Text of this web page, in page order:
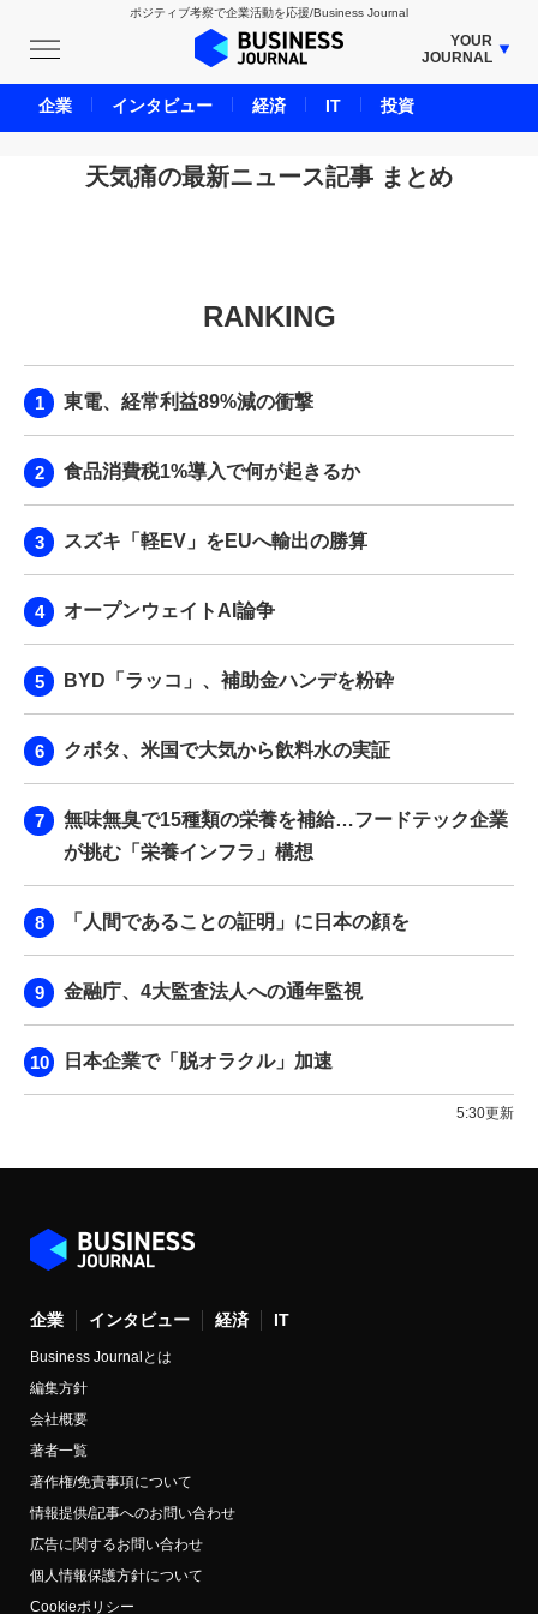
ポジティブ考察で企業活動を応援/Business Journal
YOUR
JOURNAL
BUSINESS JOURNAL
UNICORN JOURNAL
CARBON CREDITS JOURNAL
LIFE ENDING JOURNAL
BPaaS JOURNAL
天気痛の最新ニュース記事 まとめ
RANKING
東電、経常利益89%減の衝撃
食品消費税1%導入で何が起きるか
スズキ「軽EV」をEUへ輸出の勝算
オープンウェイトAI論争
BYD「ラッコ」、補助金ハンデを粉砕
クボタ、米国で大気から飲料水の実証
無味無臭で15種類の栄養を補給…フードテック企業
が挑む「栄養インフラ」構想
「人間であることの証明」に日本の顔を
金融庁、4大監査法人への通年監視
日本企業で「脱オラクル」加速
5:30更新
企業 インタビュー 経済 IT
Business Journalとは
編集方針
会社概要
著者一覧
著作権/免責事項について
情報提供/記事へのお問い合わせ
広告に関するお問い合わせ
個人情報保護方針について
Cookieポリシー
企業 インタビュー 経済 IT 投資